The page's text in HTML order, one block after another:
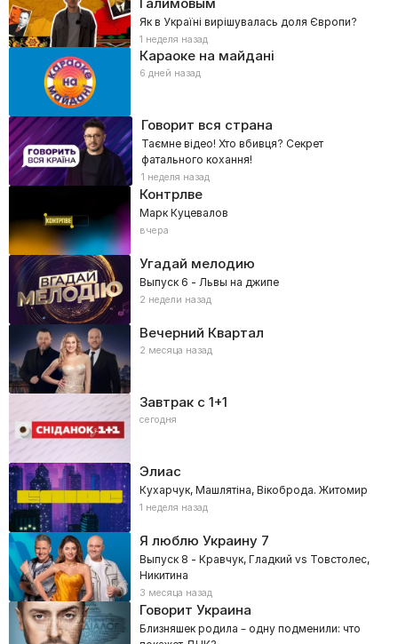
Як в Україні вирішувалась доля Європи?
1 неделя назад
Караоке на майдані
6 дней назад
Говорит вся страна
Таємне відео! Хто вбивця? Секрет
фатального кохання!
1 неделя назад
Контрлве
Марк Куцевалов
вчера
Угадай мелодию
Выпуск 6 - Львы на джипе
2 недели назад
Вечерний Квартал
2 месяца назад
Завтрак с 1+1
сегодня
Элиас
Кухарчук, Машлятіна, Вікоброда. Житомир
1 неделя назад
Я люблю Украину7
Выпуск 8 - Кравчук, Гладкий vs Товстолес,
Никитина
3 месяца назад
Говорит Украина
Близняшек родила – одну подменили: что